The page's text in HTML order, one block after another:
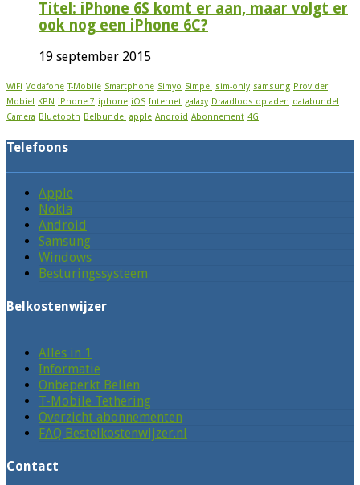
Titel: iPhone 6S komt er aan, maar volgt er
ook nog een iPhone 6C?
19 september 2015
WiFi Vodafone T-Mobile Smartphone Simyo Simpel sim-only samsung Provider
Mobiel KPN iPhone 7 iphone iOS Internet galaxy Draadloos opladen databundel
Camera Bluetooth Belbundel apple Android Abonnement 4G
Telefoons
Apple
Nokia
Android
Samsung
Windows
Besturingssysteem
Belkostenwijzer
Alles in 1
Informatie
Onbeperkt Bellen
T-Mobile Tethering
Overzicht abonnementen
FAQ Bestelkostenwijzer.nl
Contact